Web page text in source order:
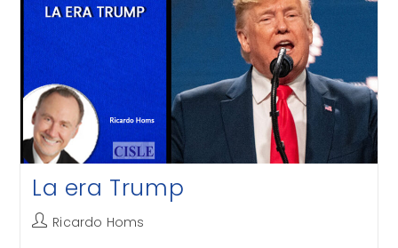
La era Trump
AutorRicardo Homs